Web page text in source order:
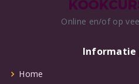
Online en/of op
Informatie
Home